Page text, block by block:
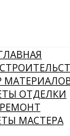
ОТДЕЛКИ
РЕМОНТ
МАСТЕРА